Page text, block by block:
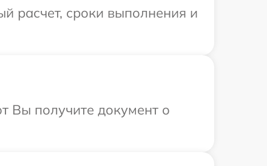
расчет, сроки выполнения и
Вы получите документ о